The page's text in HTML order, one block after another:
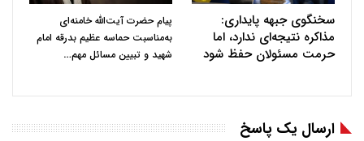
سخنگوی جبهه پایداری:
مذاکره نتیجه‌ای ندارد، اما
حرمت مسئولان حفظ شود
پیام حضرت آیت‌الله خامنه‌ای
به‌مناسبت حماسه عظیم بدرقه امام
شهید و تبیین مسائل مهم…
ارسال یک پاسخ